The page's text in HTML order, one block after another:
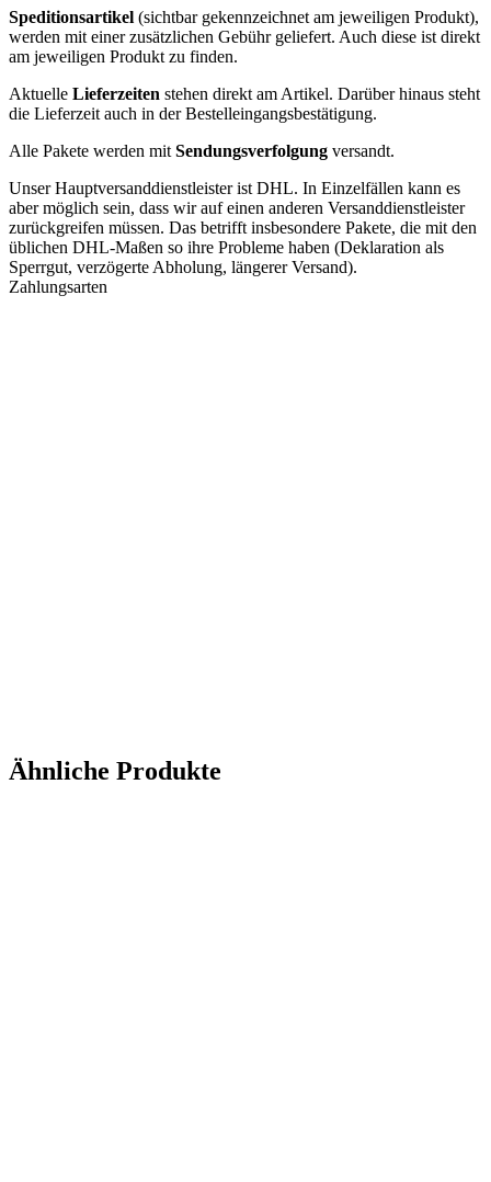
Speditionsartikel (sichtbar gekennzeichnet am jeweiligen Produkt),
werden mit einer zusätzlichen Gebühr geliefert. Auch diese ist direkt
am jeweiligen Produkt zu finden.
Aktuelle Lieferzeiten stehen direkt am Artikel. Darüber hinaus steht
die Lieferzeit auch in der Bestelleingangsbestätigung.
Alle Pakete werden mit Sendungsverfolgung versandt.
Unser Hauptversanddienstleister ist DHL. In Einzelfällen kann es
aber möglich sein, dass wir auf einen anderen Versanddienstleister
zurückgreifen müssen. Das betrifft insbesondere Pakete, die mit den
üblichen DHL-Maßen so ihre Probleme haben (Deklaration als
Sperrgut, verzögerte Abholung, längerer Versand).
Zahlungsarten
Ähnliche Produkte